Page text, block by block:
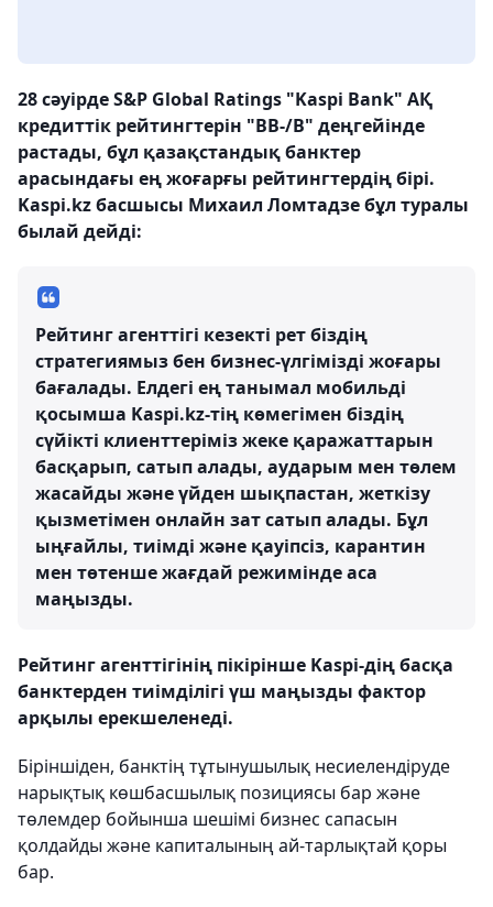
28 сәуірде S&P Global Ratings "Kaspi Bank" АҚ
кредиттік рейтингтерін "ВВ-/В" деңгейінде
растады, бұл қазақстандық банктер
арасындағы ең жоғарғы рейтингтердің бірі.
Kaspi.kz басшысы Михаил Ломтадзе бұл туралы
былай дейді:
Рейтинг агенттігі кезекті рет біздің
стратегиямыз бен бизнес-үлгімізді жоғары
бағалады. Елдегі ең танымал мобильді
қосымша Kaspi.kz-тің көмегімен біздің
сүйікті клиенттеріміз жеке қаражаттарын
басқарып, сатып алады, аударым мен төлем
жасайды және үйден шықпастан, жеткізу
қызметімен онлайн зат сатып алады. Бұл
ыңғайлы, тиімді және қауіпсіз, карантин
мен төтенше жағдай режимінде аса
маңызды.
Рейтинг агенттігінің пікірінше Kaspi-дің басқа
банктерден тиімділігі үш маңызды фактор
арқылы ерекшеленеді.
Біріншіден, банктің тұтынушылық несиелендіруде
нарықтық көшбасшылық позициясы бар және
төлемдер бойынша шешімі бизнес сапасын
қолдайды және капиталының ай-тарлықтай қоры
бар.